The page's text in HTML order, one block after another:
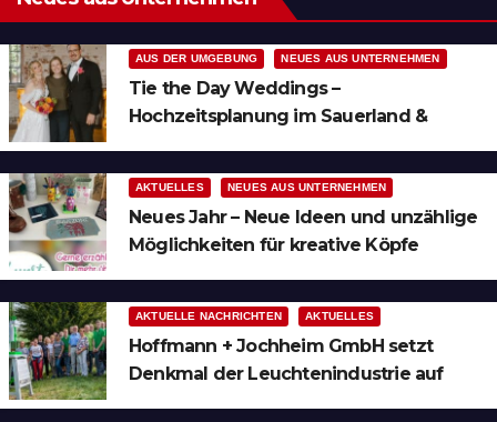
AUS DER UMGEBUNG NEUES AUS UNTERNEHMEN
Tie the Day Weddings –
Hochzeitsplanung im Sauerland &
AKTUELLES NEUES AUS UNTERNEHMEN
Neues Jahr – Neue Ideen und unzählige
Möglichkeiten für kreative Köpfe
AKTUELLE NACHRICHTEN AKTUELLES
Hoffmann + Jochheim GmbH setzt
Denkmal der Leuchtenindustrie auf